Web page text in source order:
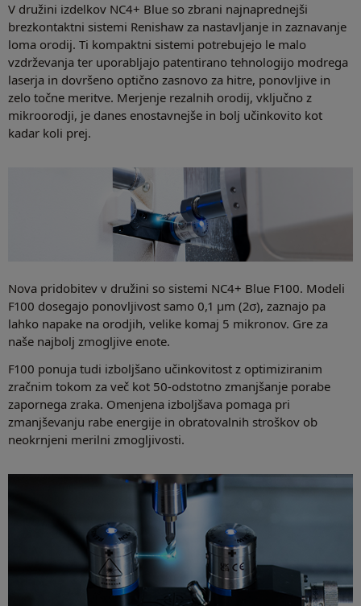
V družini izdelkov NC4+ Blue so zbrani najnaprednejši
brezkontaktni sistemi Renishaw za nastavljanje in zaznavanje
loma orodij. Ti kompaktni sistemi potrebujejo le malo
vzdrževanja ter uporabljajo patentirano tehnologijo modrega
laserja in dovršeno optično zasnovo za hitre, ponovljive in
zelo točne meritve. Merjenje rezalnih orodij, vključno z
mikroorodji, je danes enostavnejše in bolj učinkovito kot
kadar koli prej.
Nova pridobitev v družini so sistemi NC4+ Blue F100. Modeli
F100 dosegajo ponovljivost samo 0,1 µm (2σ), zaznajo pa
lahko napake na orodjih, velike komaj 5 mikronov. Gre za
naše najbolj zmogljive enote.
F100 ponuja tudi izboljšano učinkovitost z optimiziranim
zračnim tokom za več kot 50-odstotno zmanjšanje porabe
zapornega zraka. Omenjena izboljšava pomaga pri
zmanjševanju rabe energije in obratovalnih stroškov ob
neokrnjeni merilni zmogljivosti.